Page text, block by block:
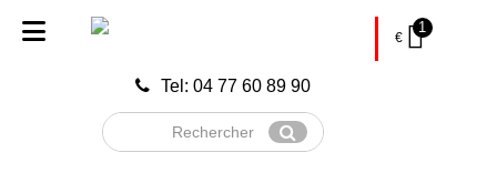
Tel: 04 77 60 89 90
Rechercher
Envoyer
€
1